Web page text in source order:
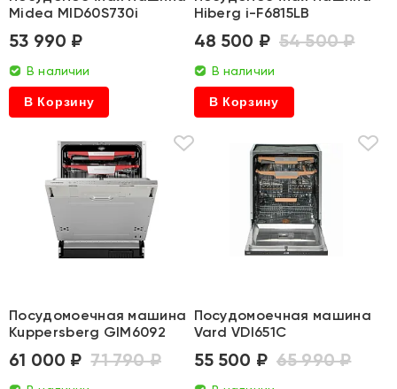
Midea MID60S730i
53 990 ₽
В наличии
В Корзину
Hiberg i-F6815LB
48 500 ₽ 54 500 ₽
В наличии
В Корзину
Посудомоечная машина
Kuppersberg GIM6092
61 000 ₽ 71 790 ₽
Посудомоечная машина
Vard VDI651C
55 500 ₽ 65 990 ₽